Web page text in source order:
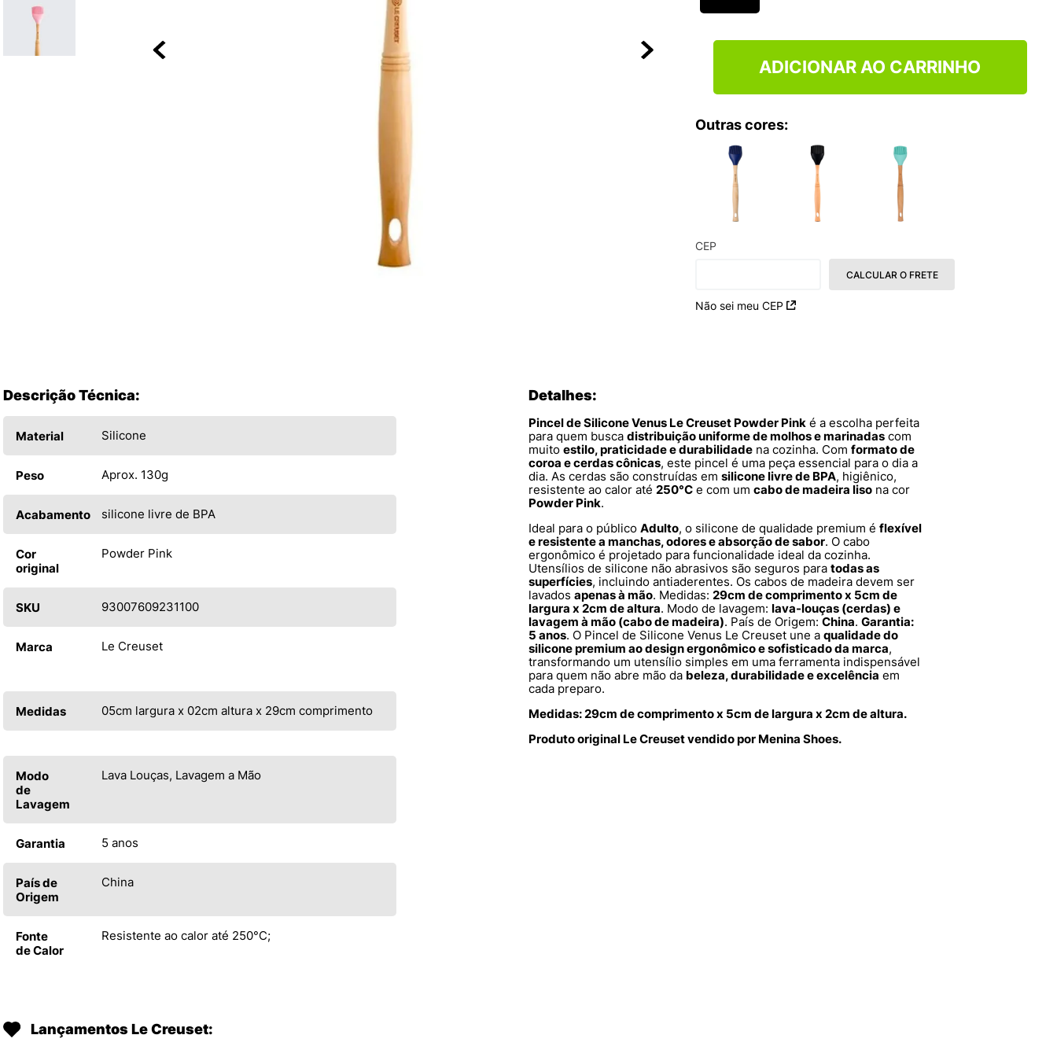
ADICIONAR AO CARRINHO
Outras cores:
CEP
Não sei meu CEP
CALCULAR O FRETE
Descrição Técnica:
Material Silicone
Peso Aprox. 130g
Acabamento silicone livre de BPA
Cor
original
Powder Pink
SKU 93007609231100
Marca Le Creuset
Medidas 05cm largura x 02cm altura x 29cm comprimento
Modo
de
Lavagem
Lava Louças, Lavagem a Mão
Garantia 5 anos
País de
Origem
China
Fonte
de Calor
Resistente ao calor até 250°C;
Detalhes:
Pincel de Silicone Venus Le Creuset Powder Pink é a escolha perfeita
para quem busca distribuição uniforme de molhos e marinadas com
muito estilo, praticidade e durabilidade na cozinha. Com formato de
coroa e cerdas cônicas, este pincel é uma peça essencial para o dia a
dia. As cerdas são construídas em silicone livre de BPA, higiênico,
resistente ao calor até 250°C e com um cabo de madeira liso na cor
Powder Pink.
Ideal para o público Adulto, o silicone de qualidade premium é flexível
e resistente a manchas, odores e absorção de sabor. O cabo
ergonômico é projetado para funcionalidade ideal da cozinha.
Utensílios de silicone não abrasivos são seguros para todas as
superfícies, incluindo antiaderentes. Os cabos de madeira devem ser
lavados apenas à mão. Medidas: 29cm de comprimento x 5cm de
largura x 2cm de altura. Modo de lavagem: lava-louças (cerdas) e
lavagem à mão (cabo de madeira). País de Origem: China. Garantia:
5 anos. O Pincel de Silicone Venus Le Creuset une a qualidade do
silicone premium ao design ergonômico e sofisticado da marca,
transformando um utensílio simples em uma ferramenta indispensável
para quem não abre mão da beleza, durabilidade e excelência em
cada preparo.
Medidas: 29cm de comprimento x 5cm de largura x 2cm de altura.
Produto original Le Creuset vendido por Menina Shoes.
Lançamentos Le Creuset:
VEJA COUNTRY